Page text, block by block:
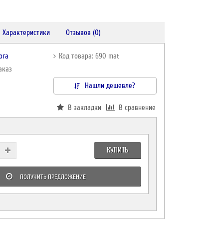
Характеристики Отзывов (0)
Код товара: 690 mat
Нашли дешевле?
В закладки В сравнение
КУПИТЬ
ПОЛУЧИТЬ ПРЕДЛОЖЕНИЕ